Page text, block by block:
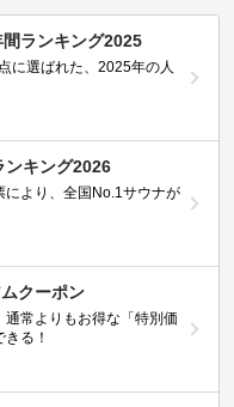
ランキング2025
に選ばれた、2025年の人
ンキング2026
により、全国No.1サウナが
クーポン
常よりもお得な「特別価
る！